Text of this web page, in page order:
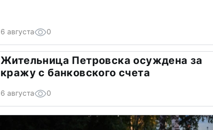
6 августа 0
Жительница Петровска осуждена за
кражу с банковского счета
6 августа 0